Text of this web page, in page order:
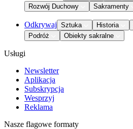
Rozwój Duchowy
Sakramenty
Odkrywaj Sztuka Historia
Podróż
Obiekty sakralne
Usługi
Newsletter
Aplikacja
Subskrypcja
Wesprzyj
Reklama
Nasze flagowe formaty